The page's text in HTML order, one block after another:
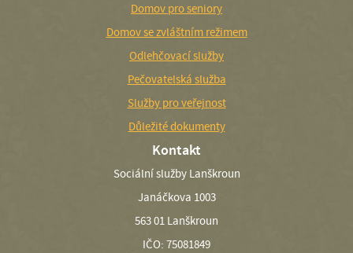
Domov pro seniory
Domov se zvláštním režimem
Odlehčovací služby
Pečovatelská služba
Služby pro veřejnost
Důležité dokumenty
Kontakt
Sociální služby Lanškroun
Janáčkova 1003
563 01 Lanškroun
IČO: 75081849